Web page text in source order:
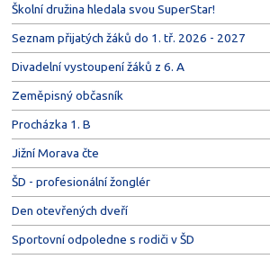
Školní družina hledala svou SuperStar!
Seznam přijatých žáků do 1. tř. 2026 - 2027
Divadelní vystoupení žáků z 6. A
Zeměpisný občasník
Procházka 1. B
Jižní Morava čte
ŠD - profesionální žonglér
Den otevřených dveří
Sportovní odpoledne s rodiči v ŠD